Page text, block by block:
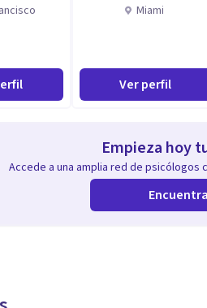
Miami
Ver perfil
Empieza hoy
Accede a una amplia red de psicólogos